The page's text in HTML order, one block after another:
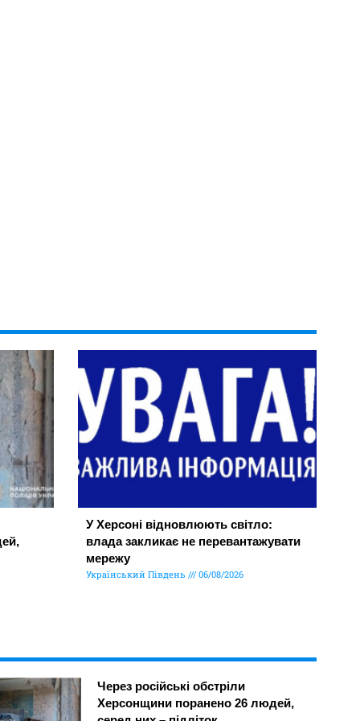
У Херсоні відновлюють світло:
влада закликає не перевантажувати
мережу
Український Південь 06/08/2026
Через російські обстріли
Херсонщини поранено 26 людей,